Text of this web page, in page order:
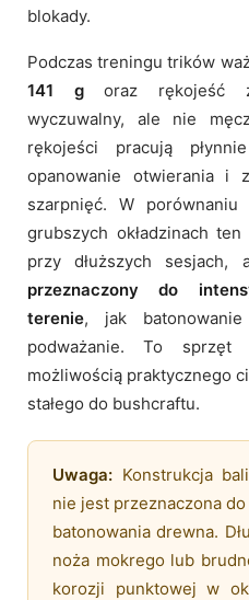
blokady.
Podczas treningu trików
141 goraz
wyczuwalny, ale nie
rękojeści pracują
opanowanie otwierania i
szarpnięć. W
grubszych okładzinach
przy dłuższych sesjach,
przeznaczony do
terenie, jak
podważanie. To sprzęt
możliwością praktycznego
stałego do bushcraftu.
Uwaga: Konstrukcja
nie jest przeznaczona do
batonowania drewna.
noża mokrego lub
korozji punktowej w